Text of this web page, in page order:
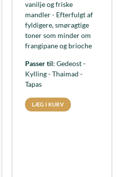
vanilje og friske
mandler - Efterfulgt af
fyldigere, smøragtige
toner som minder om
frangipane og brioche
Passer til: Gedeost -
Kylling - Thaimad -
Tapas
LÆG I KURV